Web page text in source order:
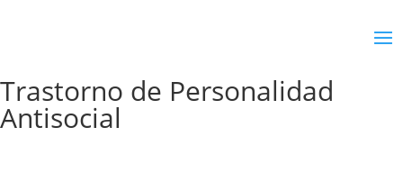
Trastorno de Personalidad
Antisocial